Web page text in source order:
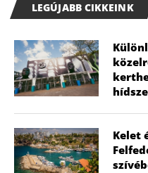
LEGÚJABB CIKKEINK
Kelet